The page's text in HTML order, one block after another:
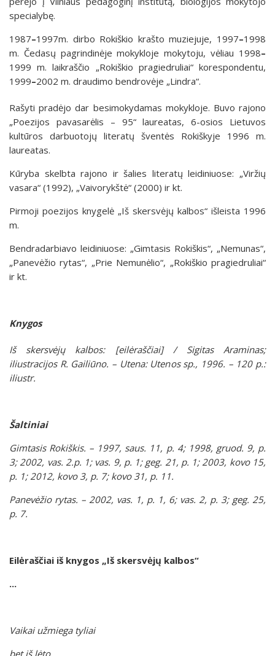
specialybę.
1987–1997m. dirbo Rokiškio krašto muziejuje, 1997–1998
m. Čedasų pagrindinėje mokykloje mokytoju, vėliau 1998–
1999 m. laikraščio „Rokiškio pragiedruliai“ korespondentu,
1999–2002 m. draudimo bendrovėje „Lindra“.
Rašyti pradėjo dar besimokydamas mokykloje. Buvo rajono
„Poezijos pavasarėlis – 95“ laureatas, 6-osios Lietuvos
kultūros darbuotojų literatų šventės Rokiškyje 1996 m.
laureatas.
Kūryba skelbta rajono ir šalies literatų leidiniuose: „Viržių
vasara“ (1992), „Vaivorykštė“ (2000) ir kt.
Pirmoji poezijos knygelė „Iš skersvėjų kalbos“ išleista 1996
m.
Bendradarbiavo leidiniuose: „Gimtasis Rokiškis“, „Nemunas“,
„Panevėžio rytas“, „Prie Nemunėlio“, „Rokiškio pragiedruliai“
ir kt.
Knygos
Iš skersvėjų kalbos: [eilėraščiai] / Sigitas Araminas;
iliustracijos R. Gailiūno. – Utena: Utenos sp., 1996. – 120 p.:
iliustr.
Šaltiniai
Gimtasis Rokiškis. – 1997, saus. 11, p. 4; 1998, gruod. 9, p.
3; 2002, vas. 2.p. 1; vas. 9, p. 1; geg. 21, p. 1; 2003, kovo 15,
p. 1; 2012, kovo 3, p. 7; kovo 31, p. 11.
Panevėžio rytas. – 2002, vas. 1, p. 1, 6; vas. 2, p. 3; geg. 25,
p. 7.
Eilėraščiai iš knygos „Iš skersvėjų kalbos“
...
Vaikai užmiega tyliai